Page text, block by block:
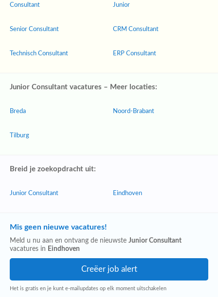
Consultant
Senior Consultant
Technisch Consultant
Junior
CRM Consultant
ERP Consultant
Junior Consultant vacatures – Meer locaties:
Breda
Tilburg
Noord-Brabant
Breid je zoekopdracht uit:
Junior Consultant Eindhoven
Mis geen nieuwe vacatures!
Meld u nu aan en ontvang de nieuwste Junior Consultant
vacatures in Eindhoven
Het is gratis en je kunt e-mailupdates op elk moment uitschakelen